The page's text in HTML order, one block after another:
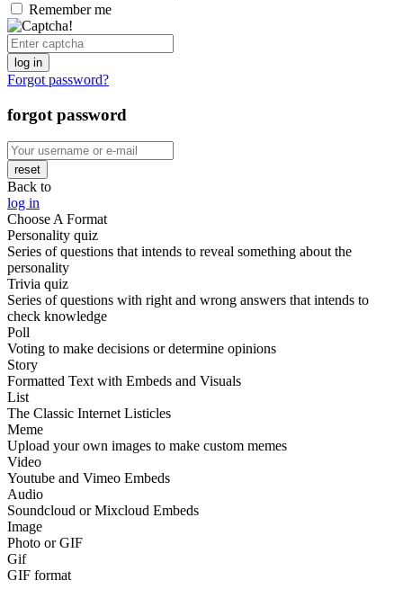
Remember me
log in
Forgot password?
forgot password
reset
Back to
log in
Choose A Format
Personality quiz
Series of questions that intends to reveal something about the
personality
Trivia quiz
Series of questions with right and wrong answers that intends to
check knowledge
Poll
Voting to make decisions or determine opinions
Story
Formatted Text with Embeds and Visuals
List
The Classic Internet Listicles
Meme
Upload your own images to make custom memes
Video
Youtube and Vimeo Embeds
Audio
Soundcloud or Mixcloud Embeds
Image
Photo or GIF
Gif
GIF format